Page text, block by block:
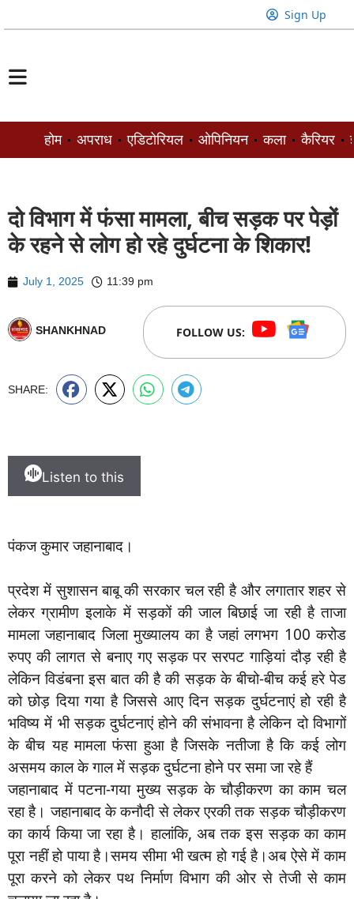
Sign Up
होम अपराध एडिटोरियल ओपिनियन कला कैरियर
दो विभाग में फंसा मामला, बीच सड़क पर पेड़ों
के रहने से लोग हो रहे दुर्घटना के शिकार!
July 1, 2025 11:39 pm
SHANKHNAD FOLLOW US:
SHARE:
Listen to this
पंकज कुमार जहानाबाद।
प्रदेश में सुशासन बाबू की सरकार चल रही है और लगातार शहर से
लेकर ग्रामीण इलाके में सड़कों की जाल बिछाई जा रही है ताजा
मामला जहानाबाद जिला मुख्यालय का है जहां लगभग 100 करोड
रुपए की लागत से बनाए गए सड़क पर सरपट गाड़ियां दौड़ रही है
लेकिन विडंबना इस बात की है की सड़क के बीचो-बीच कई हरे पेड
को छोड़ दिया गया है जिससे आए दिन सड़क दुर्घटनाएं हो रही है
भविष्य में भी सड़क दुर्घटनाएं होने की संभावना है लेकिन दो विभागों
के बीच यह मामला फंसा हुआ है जिसके नतीजा है कि कई लोग
असमय काल के गाल में सड़क दुर्घटना होने पर समा जा रहे हैं
जहानाबाद में पटना-गया मुख्य सड़क के चौड़ीकरण का काम चल
रहा है। जहानाबाद के कनौदी से लेकर एरकी तक सड़क चौड़ीकरण
का कार्य किया जा रहा है। हालांकि, अब तक इस सड़क का काम
पूरा नहीं हो पाया है।समय सीमा भी खत्म हो गई है।अब ऐसे में काम
पूरा करने को लेकर पथ निर्माण विभाग की ओर से तेजी से काम